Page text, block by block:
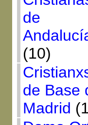
de
(10)
de Base
Madrid